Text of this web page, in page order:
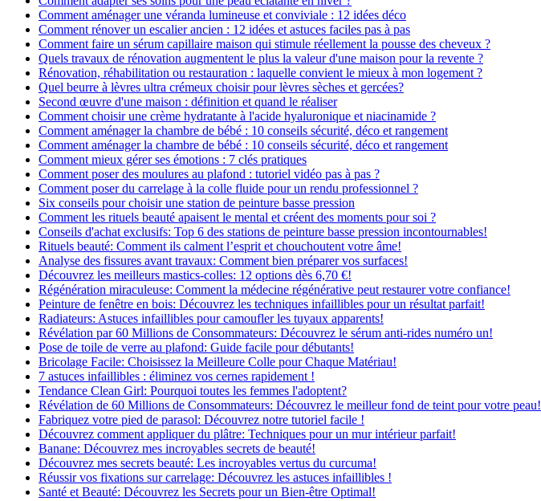
Comment aménager une véranda lumineuse et conviviale : 12 idées déco
Comment rénover un escalier ancien : 12 idées et astuces faciles pas à pas
Comment faire un sérum capillaire maison qui stimule réellement la pousse des cheveux ?
Quels travaux de rénovation augmentent le plus la valeur d'une maison pour la revente ?
Rénovation, réhabilitation ou restauration : laquelle convient le mieux à mon logement ?
Quel beurre à lèvres ultra crémeux choisir pour lèvres sèches et gercées?
Second œuvre d'une maison : définition et quand le réaliser
Comment choisir une crème hydratante à l'acide hyaluronique et niacinamide ?
Comment aménager la chambre de bébé : 10 conseils sécurité, déco et rangement
Comment aménager la chambre de bébé : 10 conseils sécurité, déco et rangement
Comment mieux gérer ses émotions : 7 clés pratiques
Comment poser des moulures au plafond : tutoriel vidéo pas à pas ?
Comment poser du carrelage à la colle fluide pour un rendu professionnel ?
Six conseils pour choisir une station de peinture basse pression
Comment les rituels beauté apaisent le mental et créent des moments pour soi ?
Conseils d'achat exclusifs: Top 6 des stations de peinture basse pression incontournables!
Rituels beauté: Comment ils calment l’esprit et chouchoutent votre âme!
Analyse des fissures avant travaux: Comment bien préparer vos surfaces!
Découvrez les meilleurs mastics-colles: 12 options dès 6,70 €!
Régénération miraculeuse: Comment la médecine régénérative peut restaurer votre confiance!
Peinture de fenêtre en bois: Découvrez les techniques infaillibles pour un résultat parfait!
Radiateurs: Astuces infaillibles pour camoufler les tuyaux apparents!
Révélation par 60 Millions de Consommateurs: Découvrez le sérum anti-rides numéro un!
Pose de toile de verre au plafond: Guide facile pour débutants!
Bricolage Facile: Choisissez la Meilleure Colle pour Chaque Matériau!
7 astuces infaillibles : éliminez vos cernes rapidement !
Tendance Clean Girl: Pourquoi toutes les femmes l'adoptent?
Révélation de 60 Millions de Consommateurs: Découvrez le meilleur fond de teint pour votre peau!
Fabriquez votre pied de parasol: Découvrez notre tutoriel facile !
Découvrez comment appliquer du plâtre: Techniques pour un mur intérieur parfait!
Banane: Découvrez mes incroyables secrets de beauté!
Découvrez mes secrets beauté: Les incroyables vertus du curcuma!
Réussir vos fixations sur carrelage: Découvrez les astuces infaillibles !
Santé et Beauté: Découvrez les Secrets pour un Bien-être Optimal!